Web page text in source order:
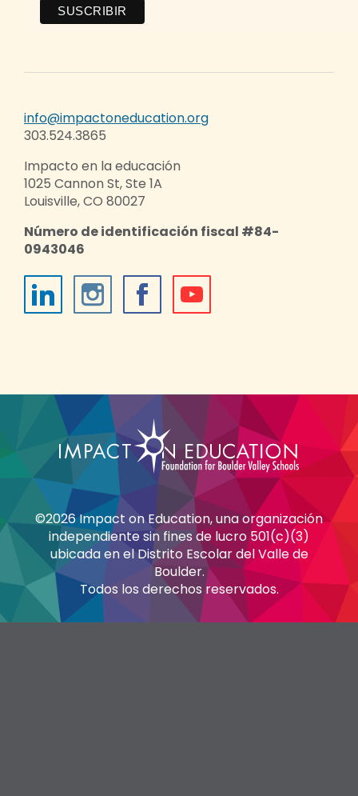
info@impactoneducation.org
303.524.3865
Impacto en la educación
1025 Cannon St, Ste 1A
Louisville, CO 80027
Número de identificación fiscal #84-
0943046
©2026 Impact on Education, una organización
independiente sin fines de lucro 501(c)(3)
ubicada en el Distrito Escolar del Valle de
Boulder.
Todos los derechos reservados.